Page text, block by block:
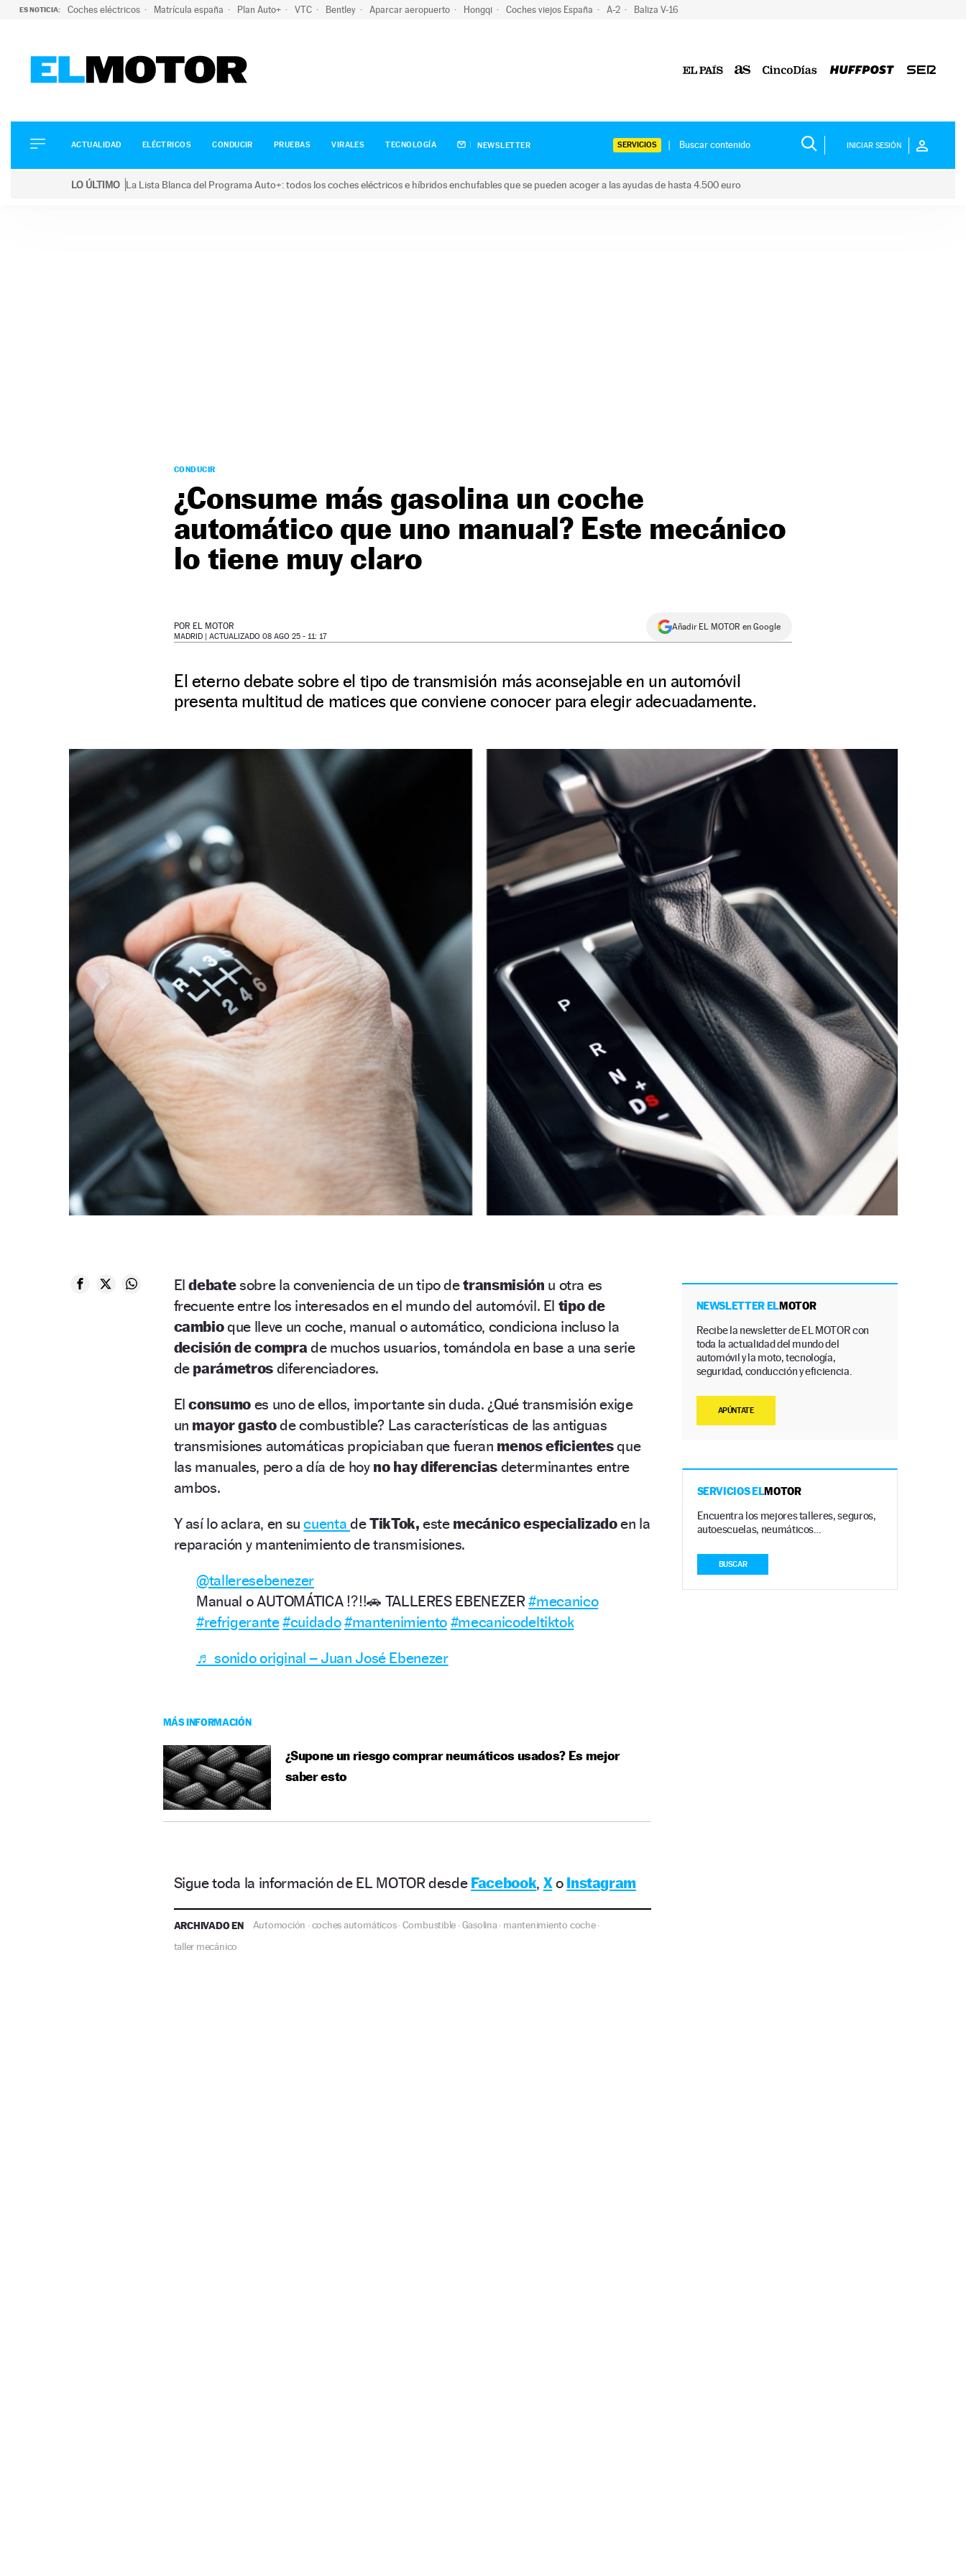
ES NOTICIA: Coches eléctricos Matrícula españa Plan Auto+ VTC Bentley Aparcar aeropuerto Hongqi Coches viejos España A-2 Baliza V-16
ELÉCTRICOS
CONDUCIR
ACTUALIDAD ELÉCTRICOS CONDUCIR PRUEBAS VIRALES TECNOLOGÍA NEWSLETTER SERVICIOS INICIAR SESIÓN
LO ÚLTIMO La Lista Blanca del Programa Auto+: todos los coches eléctricos e híbridos enchufables que se pueden acoger a las ayudas de hasta 4.500 euro
CONDUCIR
¿Consume más gasolina un coche
automático que uno manual? Este mecánico
lo tiene muy claro
POR EL MOTOR
MADRID | ACTUALIZADO 08 AGO 25 - 11: 17
Añadir EL MOTOR en Google
El eterno debate sobre el tipo de transmisión más aconsejable en un automóvil
presenta multitud de matices que conviene conocer para elegir adecuadamente.
Eldebatesobre la conveniencia de un tipo detransmisión u otra es
frecuente entre los interesados en el mundo del automóvil. El tipo de
cambioque lleve un coche, manual o automático, condiciona incluso la
decisión de compra de muchos usuarios, tomándola en base a una serie
de parámetros diferenciadores.
Elconsumo es uno de ellos, importante sin duda. ¿Qué transmisión exige
un mayor gastode combustible? Las características de las antiguas
transmisiones automáticas propiciaban que fueran menos eficientesque
las manuales, pero a día de hoy no hay diferencias determinantes entre
ambos.
Y así lo aclara, en sucuentadeTikTok, estemecánico especializadoen la
reparación y mantenimiento de transmisiones.
@talleresebenezer
Manual o AUTOMÁTICA ⁉️‼️🚗 TALLERES EBENEZER#mecanico
#refrigerante#cuidado#mantenimiento #mecanicodeltiktok
♬ sonido original – Juan José Ebenezer
MÁS INFORMACIÓN
¿Supone un riesgo comprar neumáticos usados? Es mejor
saber esto
Sigue toda la información de EL MOTOR desde Facebook, Xo Instagram
ARCHIVADO EN Automoción ·coches automáticos·Combustible ·Gasolina· mantenimiento coche·
taller mecánico
NEWSLETTER ELMOTOR
Recibe la newsletter de EL MOTOR con
toda la actualidad del mundo del
automóvil y la moto, tecnología,
seguridad, conducción y eficiencia.
APÚNTATE
SERVICIOS ELMOTOR
Encuentra los mejores talleres, seguros,
autoescuelas, neumáticos…
BUSCAR